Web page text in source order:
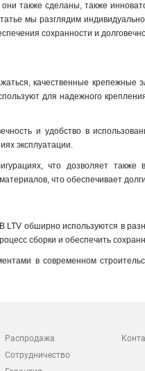
также сделаны, также
мы разглядим
сохранности и
качественные
для надежного
и удобство в
эксплуатации.
что дозволяет
что обеспечивает
LTV обширно используются в
сборки и обеспечить
в современном
Распродажа
Сотрудничество